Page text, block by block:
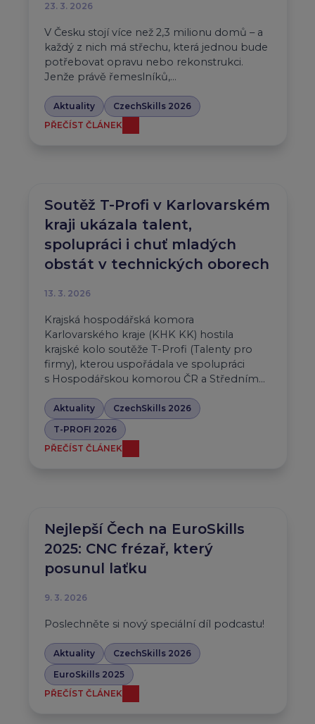
23. 3. 2026
V Česku stojí více než 2,3 milionu domů – a
každý z nich má střechu, která jednou bude
potřebovat opravu nebo rekonstrukci.
Jenže právě řemeslníků,…
Aktuality
CzechSkills 2026
PŘEČÍST ČLÁNEK
Soutěž T-Profi v Karlovarském
kraji ukázala talent,
spolupráci i chuť mladých
obstát v technických oborech
13. 3. 2026
Krajská hospodářská komora
Karlovarského kraje (KHK KK) hostila
krajské kolo soutěže T-Profi (Talenty pro
firmy), kterou uspořádala ve spolupráci
s Hospodářskou komorou ČR a Středním…
Aktuality
CzechSkills 2026
T-PROFI 2026
PŘEČÍST ČLÁNEK
Nejlepší Čech na EuroSkills
2025: CNC frézař, který
posunul laťku
9. 3. 2026
Poslechněte si nový speciální díl podcastu!
Aktuality
CzechSkills 2026
EuroSkills 2025
PŘEČÍST ČLÁNEK